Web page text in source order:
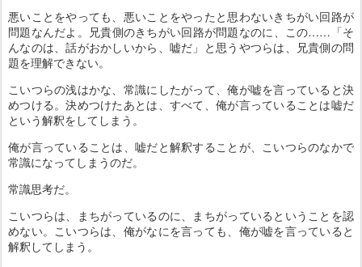
悪いことをやっても、悪いことをやったと思わないきちがい回路が
問題なんだよ。兄貴側のきちがい回路が問題なのに、この……「そ
んなのは、話がおかしいから、嘘だ」と思うやつらは、兄貴側の問
題を理解できない。
こいつらの浅はかな、常識にしたがって、俺が嘘を言っていると決
めつける。決めつけたあとは、すべて、俺が言っていることは嘘だ
という解釈をしてしまう。
俺が言っていることは、嘘だと解釈することが、こいつらのなかで
常識になってしまうのだ。
常識思考だ。
こいつらは、まちがっているのに、まちがっているということを認
めない。こいつらは、俺がなにを言っても、俺が嘘を言っていると
解釈してしまう。